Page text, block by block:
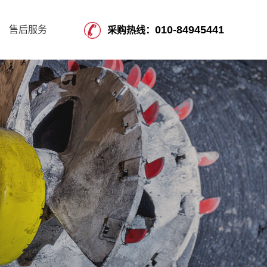
售后服务 采购热线： 010-84945441